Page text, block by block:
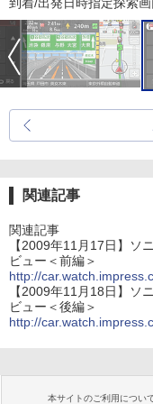
関連記事
関連記事
【2009年11月17日】ソ
ビュー＜前編＞
http://
【2009年11月18日】ソ
ビュー＜後編＞
http://
本サイトのご利用につい